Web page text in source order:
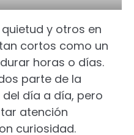
y otros en
cortos como un
horas o días.
parte de la
día a día, pero
atención
curiosidad.